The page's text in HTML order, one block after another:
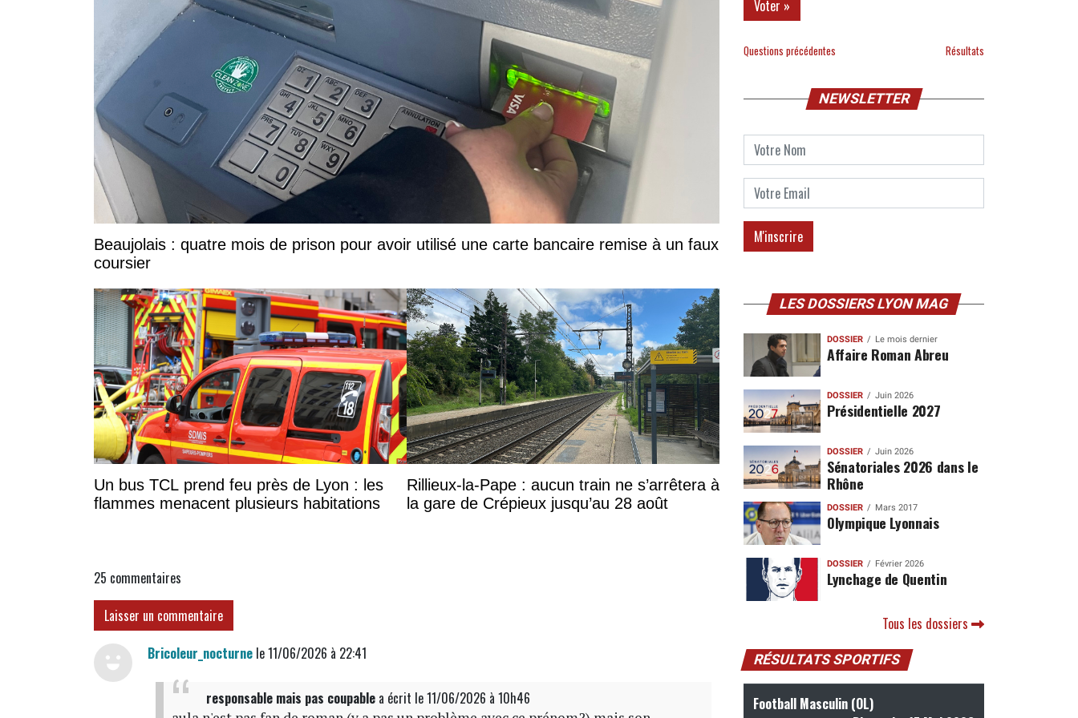
Beaujolais : quatre mois de prison pour avoir utilisé une carte bancaire remise à un faux
coursier
Un bus TCL prend feu près de Lyon : les
flammes menacent plusieurs habitations
Rillieux-la-Pape : aucun train ne s’arrêtera à
la gare de Crépieux jusqu’au 28 août
25 commentaires
Laisser un commentaire
Bricoleur_nocturne le 11/06/2026 à 22:41
responsable mais pas coupable a écrit le 11/06/2026 à 10h46
Questions précédentes Résultats
NEWSLETTER
LES DOSSIERS LYON MAG
DOSSIER Le mois dernier
Affaire Roman Abreu
DOSSIER Juin 2026
Présidentielle 2027
DOSSIER Juin 2026
Sénatoriales 2026 dans le
Rhône
DOSSIER Mars 2017
Olympique Lyonnais
DOSSIER Février 2026
Lynchage de Quentin
Tous les dossiers
RÉSULTATS SPORTIFS
Football Masculin (OL)